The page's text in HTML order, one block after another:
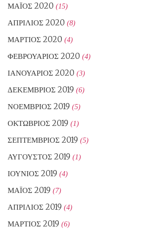
ΜΆΙΟΣ 2020 (15)
ΑΠΡΊΛΙΟΣ 2020 (8)
ΜΆΡΤΙΟΣ 2020 (4)
ΦΕΒΡΟΥΆΡΙΟΣ 2020 (4)
ΙΑΝΟΥΆΡΙΟΣ 2020 (3)
ΔΕΚΈΜΒΡΙΟΣ 2019 (6)
ΝΟΈΜΒΡΙΟΣ 2019 (5)
ΟΚΤΏΒΡΙΟΣ 2019 (1)
ΣΕΠΤΈΜΒΡΙΟΣ 2019 (5)
ΑΎΓΟΥΣΤΟΣ 2019 (1)
ΙΟΎΝΙΟΣ 2019 (4)
ΜΆΙΟΣ 2019 (7)
ΑΠΡΊΛΙΟΣ 2019 (4)
ΜΆΡΤΙΟΣ 2019 (6)